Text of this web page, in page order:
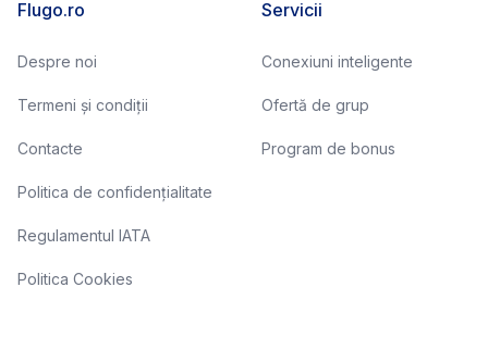
Flugo.ro
Despre noi
Termeni și condiții
Contacte
Politica de confidențialitate
Regulamentul IATA
Politica Cookies
Servicii
Conexiuni inteligente
Ofertă de grup
Program de bonus